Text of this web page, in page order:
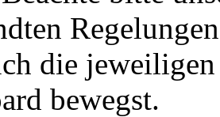
die
bewegst.